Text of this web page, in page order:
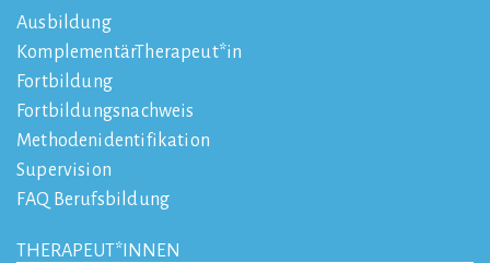
Ausbildung
KomplementärTherapeut*in
Fortbildung
Fortbildungsnachweis
Methodenidentifikation
Supervision
FAQ Berufsbildung
THERAPEUT*INNEN